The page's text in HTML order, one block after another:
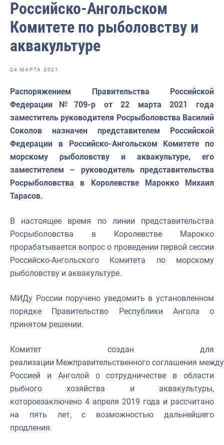
Отраслевые СМИ
Выставки и конференции
Научно-практическая литература
Инфографика
Большая африканская экспедиция
Укрепление духовно-нравственных ценностей
События в России и мире
Российско-Ангольском
Комитете по рыболовству и
аквакультуре
24 МАРТА 2021
Распоряжением Правительства Российской
Федерации №709-р от 22 марта 2021 года
заместитель руководителя Росрыболовства Василий
Соколов назначен представителем Российской
Федерации в Российско-Ангольском Комитете по
морскому рыболовству и аквакультуре, его
заместителем – руководительпредставительства
Росрыболовства в Королевстве Марокко Михаил
Тарасов.
В настоящее время по линии представительства
Росрыболовства в Королевстве Марокко
прорабатывается вопрос о проведении первой сессии
Российско-Ангольского Комитета по морскому
рыболовству и аквакультуре.
МИДу России поручено уведомить в установленном
порядке Правительство Республики Ангола о
принятом решении.
Комитет создан для
реализации Межправительственного соглашения между
Россией и Анголой о сотрудничестве в области
рыбного хозяйства и аквакультуры,
котороезаключено 4 апреля 2019 года и рассчитано
на пять лет, с возможностью дальнейшего
продления.